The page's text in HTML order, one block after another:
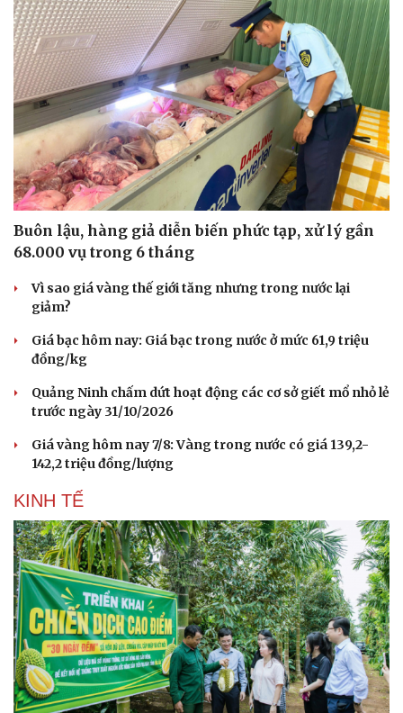
Buôn lậu, hàng giả diễn biến phức tạp, xử lý gần
68.000 vụ trong 6 tháng
Vì sao giá vàng thế giới tăng nhưng trong nước lại
giảm?
Giá bạc hôm nay: Giá bạc trong nước ở mức 61,9 triệu
đồng/kg
Quảng Ninh chấm dứt hoạt động các cơ sở giết mổ nhỏ lẻ
trước ngày 31/10/2026
Giá vàng hôm nay 7/8: Vàng trong nước có giá 139,2-
142,2 triệu đồng/lượng
KINH TẾ